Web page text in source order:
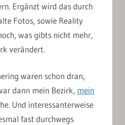
Ergänzt wird das durch
Fotos, sowie Reality
was gibts nicht mehr,
verändert.
waren schon dran,
dann mein Bezirk, mein
Und interessanterweise
fast durchwegs